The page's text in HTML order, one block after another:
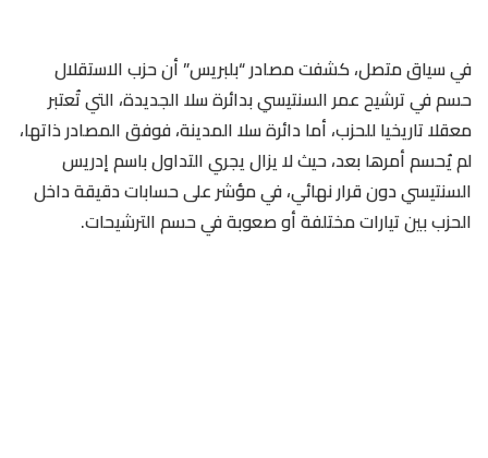
في سياق متصل، كشفت مصادر “بلبريس” أن حزب الاستقلال
حسم في ترشيح عمر السنتيسي بدائرة سلا الجديدة، التي تُعتبر
معقلا تاريخيا للحزب، أما دائرة سلا المدينة، فوفق المصادر ذاتها،
لم يُحسم أمرها بعد، حيث لا يزال يجري التداول باسم إدريس
السنتيسي دون قرار نهائي، في مؤشر على حسابات دقيقة داخل
الحزب بين تيارات مختلفة أو صعوبة في حسم الترشيحات.